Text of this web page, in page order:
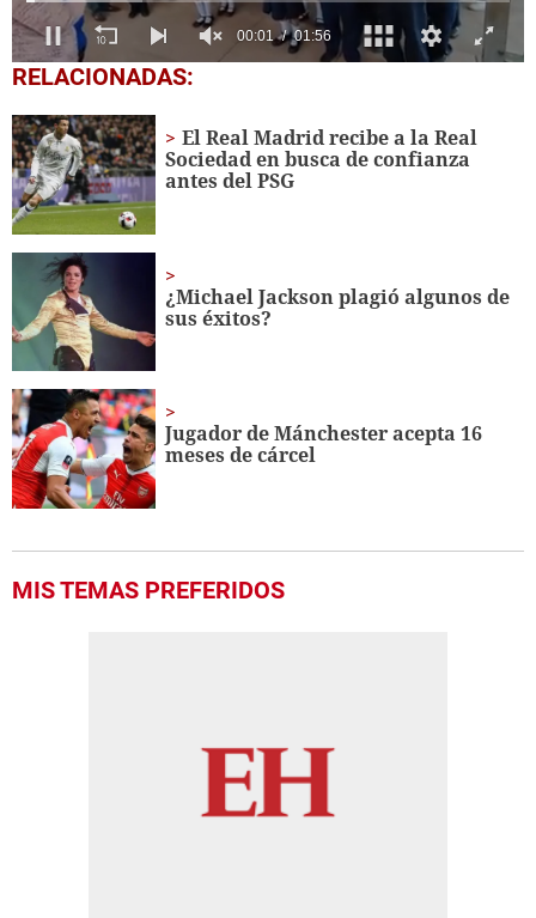
0
seconds
1
minute,
56
seconds
RELACIONADAS:
El Real Madrid recibe a la Real
Sociedad en busca de confianza
antes del PSG
¿Michael Jackson plagió algunos de
sus éxitos?
Jugador de Mánchester acepta 16
meses de cárcel
MIS TEMAS PREFERIDOS